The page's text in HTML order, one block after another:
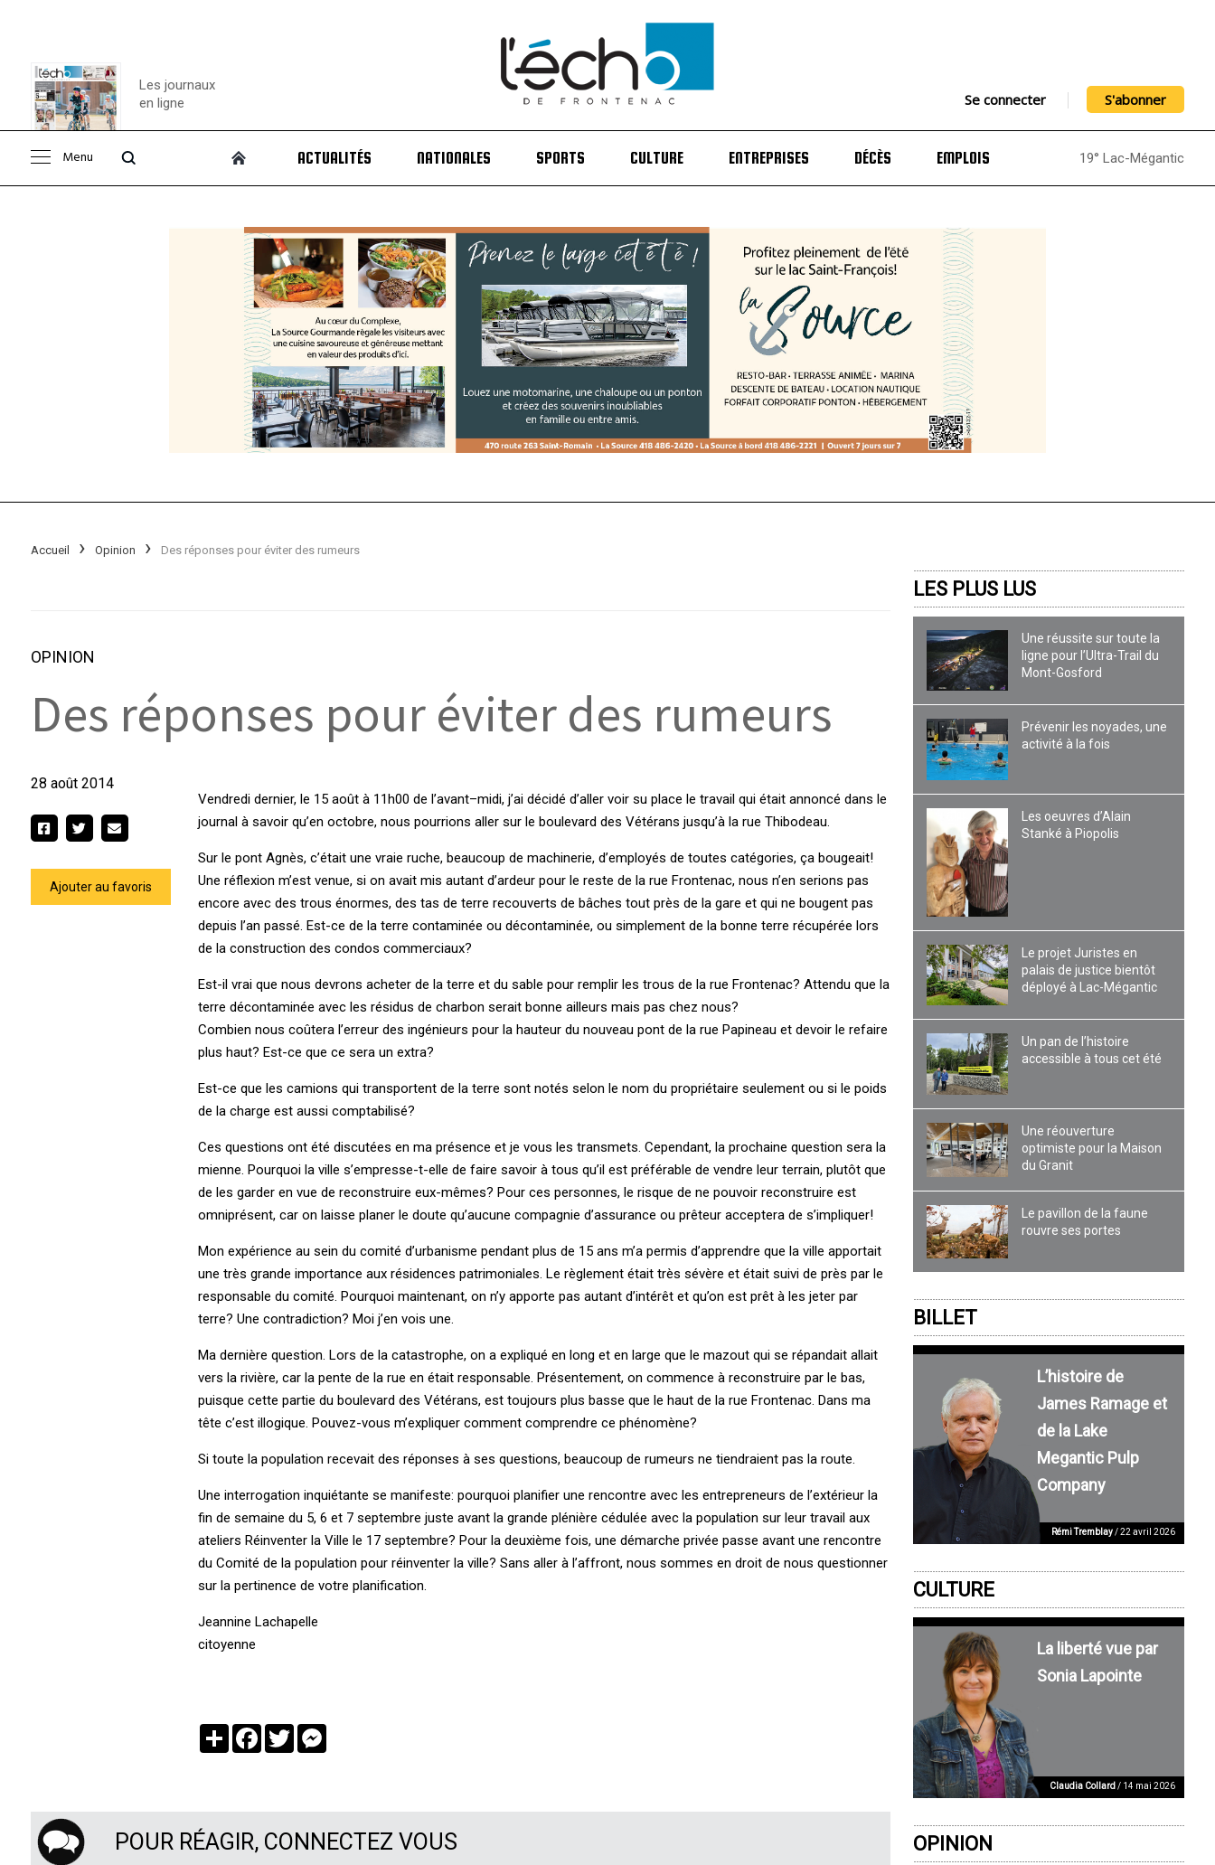
Consulter le
Les journaux
en ligne
Se connecter S'abonner
Menu ACTUALITÉS NATIONALES SPORTS CULTURE ENTREPRISES DÉCÈS EMPLOIS 19° Lac-Mégantic
Accueil Opinion Des réponses pour éviter des rumeurs
OPINION
Des réponses pour éviter des rumeurs
28 août 2014
Ajouter au favoris
Vendredi dernier, le 15 août à 11h00 de l’avant–midi, j’ai décidé d’aller voir su place le travail qui était annoncé dans le
journal à savoir qu’en octobre, nous pourrions aller sur le boulevard des Vétérans jusqu’à la rue Thibodeau.
Sur le pont Agnès, c’était une vraie ruche, beaucoup de machinerie, d’employés de toutes catégories, ça bougeait!
Une réflexion m’est venue, si on avait mis autant d’ardeur pour le reste de la rue Frontenac, nous n’en serions pas
encore avec des trous énormes, des tas de terre recouverts de bâches tout près de la gare et qui ne bougent pas
depuis l’an passé. Est-ce de la terre contaminée ou décontaminée, ou simplement de la bonne terre récupérée lors
de la construction des condos commerciaux?
Est-il vrai que nous devrons acheter de la terre et du sable pour remplir les trous de la rue Frontenac? Attendu que la
terre décontaminée avec les résidus de charbon serait bonne ailleurs mais pas chez nous?
Combien nous coûtera l’erreur des ingénieurs pour la hauteur du nouveau pont de la rue Papineau et devoir le refaire
plus haut? Est-ce que ce sera un extra?
Est-ce que les camions qui transportent de la terre sont notés selon le nom du propriétaire seulement ou si le poids
de la charge est aussi comptabilisé?
Ces questions ont été discutées en ma présence et je vous les transmets. Cependant, la prochaine question sera la
mienne. Pourquoi la ville s’empresse-t-elle de faire savoir à tous qu’il est préférable de vendre leur terrain, plutôt que
de les garder en vue de reconstruire eux-mêmes? Pour ces personnes, le risque de ne pouvoir reconstruire est
omniprésent, car on laisse planer le doute qu’aucune compagnie d’assurance ou prêteur acceptera de s’impliquer!
Mon expérience au sein du comité d’urbanisme pendant plus de 15 ans m’a permis d’apprendre que la ville apportait
une très grande importance aux résidences patrimoniales. Le règlement était très sévère et était suivi de près par le
responsable du comité. Pourquoi maintenant, on n’y apporte pas autant d’intérêt et qu’on est prêt à les jeter par
terre? Une contradiction? Moi j’en vois une.
Ma dernière question. Lors de la catastrophe, on a expliqué en long et en large que le mazout qui se répandait allait
vers la rivière, car la pente de la rue en était responsable. Présentement, on commence à reconstruire par le bas,
puisque cette partie du boulevard des Vétérans, est toujours plus basse que le haut de la rue Frontenac. Dans ma
tête c’est illogique. Pouvez-vous m’expliquer comment comprendre ce phénomène?
Si toute la population recevait des réponses à ses questions, beaucoup de rumeurs ne tiendraient pas la route.
Une interrogation inquiétante se manifeste: pourquoi planifier une rencontre avec les entrepreneurs de l’extérieur la
fin de semaine du 5, 6 et 7 septembre juste avant la grande plénière cédulée avec la population sur leur travail aux
ateliers Réinventer la Ville le 17 septembre? Pour la deuxième fois, une démarche privée passe avant une rencontre
du Comité de la population pour réinventer la ville? Sans aller à l’affront, nous sommes en droit de nous questionner
sur la pertinence de votre planification.
Jeannine Lachapelle
citoyenne
PartagerFacebook
TwitterMessenger
POUR RÉAGIR, CONNECTEZ VOUS
LES PLUS LUS
Une réussite sur toute la
ligne pour l’Ultra-Trail du
Mont-Gosford
Prévenir les noyades, une
activité à la fois
Les oeuvres d’Alain
Stanké à Piopolis
Le projet Juristes en
palais de justice bientôt
déployé à Lac-Mégantic
Un pan de l’histoire
accessible à tous cet été
Une réouverture
optimiste pour la Maison
du Granit
Le pavillon de la faune
rouvre ses portes
BILLET
L’histoire de
James Ramage et
de la Lake
Megantic Pulp
Company
Rémi Tremblay/ 22 avril 2026
CULTURE
La liberté vue par
Sonia Lapointe
Claudia Collard/ 14 mai 2026
OPINION